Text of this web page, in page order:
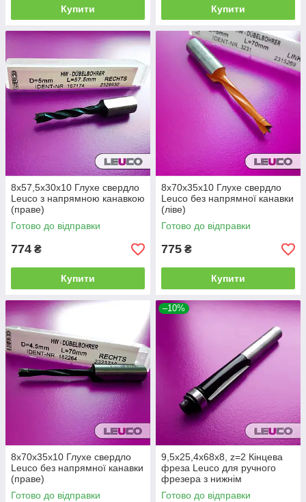
Купити Купити
8x57,5x30x10 Глухе свердло
Leuco з напрямною канавкою
(праве)
Готово до відправки
774 ₴
Купити
8x70x35x10 Глухе свердло
Leuco без напрямної канавки
(ліве)
Готово до відправки
775 ₴
Купити
8x70x35x10 Глухе свердло
Leuco без напрямної канавки
(праве)
Готово до відправки
–10%
9,5х25,4х68х8, z=2 Кінцева
фреза Leuco для ручного
фрезера з нижнім
підшипником
Готово до відправки